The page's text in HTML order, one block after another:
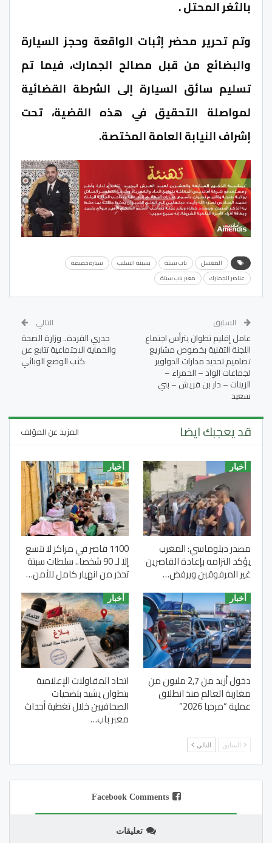
بالثغر المحتل .
وتم تحرير محضر إثبات الواقعة وحجز السيارة
والبضائع من قبل مصالح الجمارك، فيما تم
تسليم سائق السيارة إلى الشرطة القضائية
لمواصلة التحقيق في هذه القضية، تحت
إشراف النيابة العامة المختصة.
المعسل باب سبتة بسبتة السليب
سيارة خفيفة
عناصر الجمارك
معبر باب سبتة
السابق
عامل إقليم تطوان يترأس اجتماع
اللجنة التقنية بخصوص مشاريع
تصاميم تحديد مدارات الدواوير
لجماعات الواد – الحمراء –
الزينات – دار بن قريش – بني
سعيد
التالي
جدري القردة.. وزارة الصحة
والحماية الاجتماعية تتابع عن
كثب الوضع الوبائي
قد يعجبك ايضا المزيد عن المؤلف
أخبار
مصدر دبلوماسي: المغرب
يؤكد التزامه بإعادة القاصرين
غير المرفوقين ويرفض…
أخبار
1100 قاصر في مراكز لا تتسع
إلا لـ 90 شخصا.. سلطات سبتة
تحذر من انهيار كامل للأمن…
أخبار
دخول أزيد من 2,7 مليون من
مغاربة العالم منذ انطلاق
عملية “مرحبا 2026”
أخبار
اتحاد المقاولات الإعلامية
بتطوان يشيد بتضحيات
الصحافيين خلال تغطية أحداث
معبر باب…
السابق التالي
Facebook Comments
تعليقات